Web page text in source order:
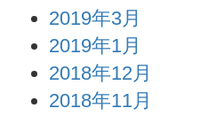
2019年3月
2019年1月
2018年12月
2018年11月